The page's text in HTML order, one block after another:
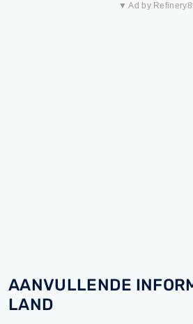
▼ Ad by
AANVULLENDE
LAND